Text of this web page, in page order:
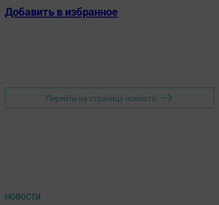
Добавить в избранное
Перейти на страницу новости
НОВОСТИ